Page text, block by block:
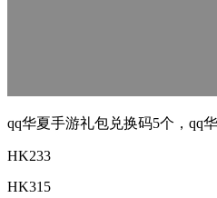
qq华夏手游礼包兑换码5个，qq
HK233
HK315